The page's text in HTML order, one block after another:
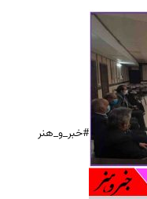
#خبر_و_هنر